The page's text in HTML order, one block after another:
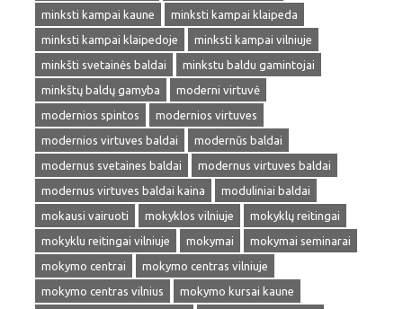
minksti kampai kaune
minksti kampai klaipeda
minksti kampai klaipedoje
minksti kampai vilniuje
minkšti svetainės baldai
minkstu baldu gamintojai
minkštų baldų gamyba
moderni virtuvė
modernios spintos
modernios virtuves
modernios virtuves baldai
modernūs baldai
modernus svetaines baldai
modernus virtuves baldai
modernus virtuves baldai kaina
moduliniai baldai
mokausi vairuoti
mokyklos vilniuje
mokyklų reitingai
mokyklu reitingai vilniuje
mokymai
mokymai seminarai
mokymo centrai
mokymo centras vilniuje
mokymo centras vilnius
mokymo kursai kaune